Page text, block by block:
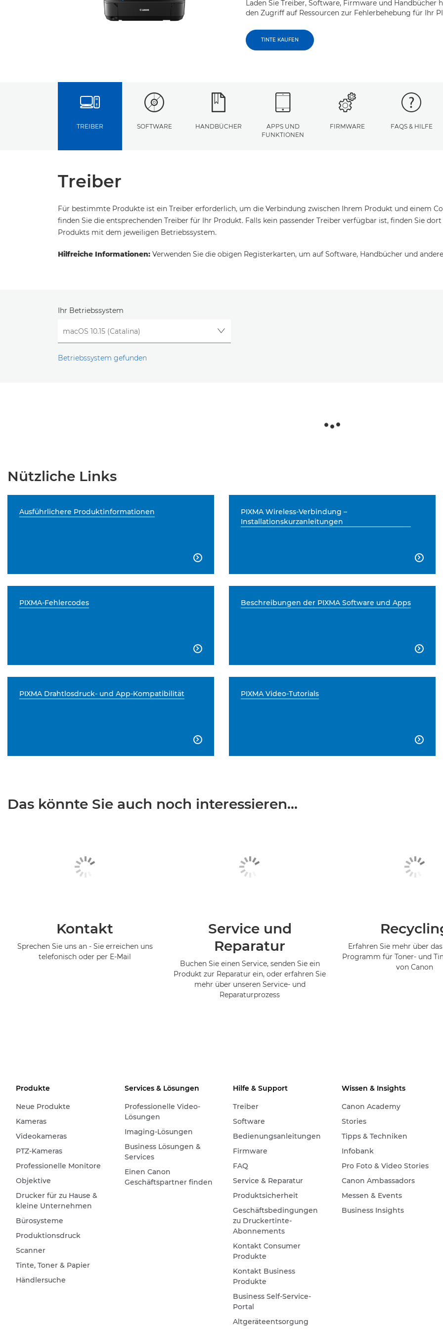
Laden Sie Treiber, Software, Firmware und Handbücher
den Zugriff auf Ressourcen zur Fehlerbehebung für Ihr
TINTE KAUFEN
TREIBER SOFTWARE HANDBÜCHER
APPS UND
FUNKTIONEN
FIRMWARE FAQS & HILFE
Treiber
Für bestimmte Produkte ist ein Treiber erforderlich, um die Verbindung zwischen Ihrem Produkt und einem
finden Sie die entsprechenden Treiber für Ihr Produkt. Falls kein passender Treiber verfügbar ist, finden Sie
Produkts mit dem jeweiligen Betriebssystem.
Hilfreiche Informationen: Verwenden Sie die obigen Registerkarten, um auf Software, Handbücher und
Ihr Betriebssystem
Betriebssystem gefunden
Nützliche Links
Ausführlichere Produktinformationen

PIXMA Wireless-Verbindung –
Installationskurzanleitungen

PIXMA-Fehlercodes

Beschreibungen der PIXMA Software und Apps

PIXMA Drahtlosdruck- und App-Kompatibilität

PIXMA Video-Tutorials

Das könnte Sie auch noch interessieren...
Kontakt
Sprechen Sie uns an - Sie erreichen uns
telefonisch oder per E-Mail
Service und
Reparatur
Buchen Sie einen Service, senden Sie ein
Produkt zur Reparatur ein, oder erfahren Sie
mehr über unseren Service- und
Reparaturprozess
Erfahren Sie mehr über
Programm für Toner- und
von Canon
Produkte
Neue Produkte
Kameras
Videokameras
PTZ-Kameras
Professionelle Monitore
Objektive
Drucker für zu Hause &
kleine Unternehmen
Bürosysteme
Produktionsdruck
Scanner
Tinte, Toner & Papier
Händlersuche
Services & Lösungen
Professionelle Video-
Lösungen
Imaging-Lösungen
Business Lösungen &
Services
Einen Canon
Geschäftspartner finden
Hilfe & Support
Treiber
Software
Bedienungsanleitungen
Firmware
FAQ
Service & Reparatur
Produktsicherheit
Geschäftsbedingungen
zu Druckertinte-
Abonnements
Kontakt Consumer
Produkte
Kontakt Business
Produkte
Business Self-Service-
Portal
Altgeräteentsorgung
Wissen & Insights
Canon Academy
Stories
Tipps & Techniken
Infobank
Pro Foto & Video Stories
Canon Ambassadors
Messen & Events
Business Insights